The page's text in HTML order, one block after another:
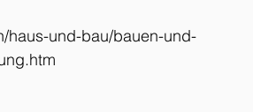
haus-und-bau/bauen-und-